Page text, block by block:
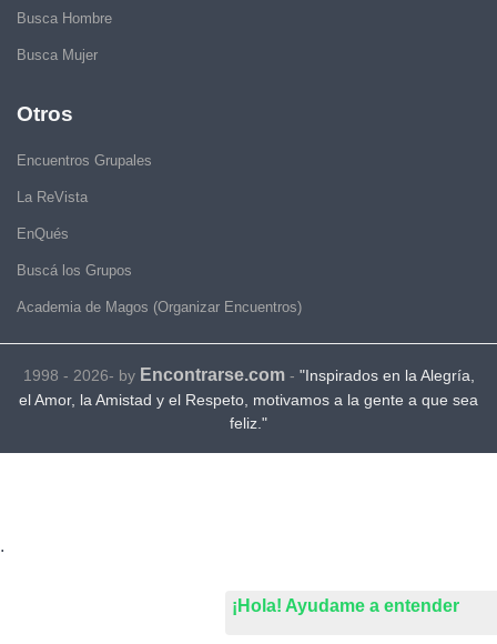
¡Hola! Ayudame a entender
Busca Hombre
Busca Mujer
Otros
Encuentros Grupales
La ReVista
EnQués
Buscá los Grupos
Academia de Magos (Organizar Encuentros)
1998 - 2026- by Encontrarse.com- "Inspirados en la Alegría,
el Amor, la Amistad y el Respeto, motivamos a la gente a que sea
feliz."
.